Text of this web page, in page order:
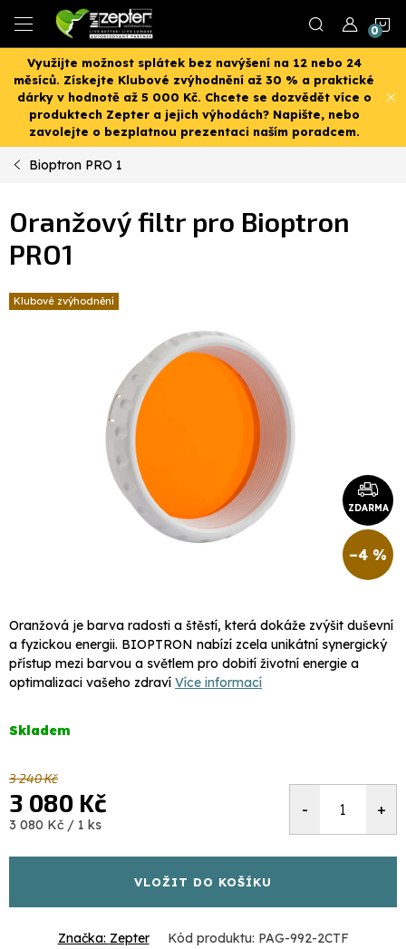
obsah
Využijte možnost splátek bez navýšení na 12 nebo 24
měsíců. Získejte Klubové zvýhodnění až 30 % a praktické
dárky v hodnotě až 5 000 Kč. Chcete se dozvědět více o
produktech Zepter a jejich výhodách? Napište, nebo
zavolejte o bezplatnou prezentaci naším poradcem.
Bioptron PRO 1
Oranžový filtr pro Bioptron
PRO1
Klubové zvýhodnění
ZDARMA
–4 %
Oranžová je barva radosti a štěstí, která dokáže zvýšit duševní
a fyzickou energii. BIOPTRON nabízí zcela unikátní synergický
přístup mezi barvou a světlem pro dobití životní energie a
optimalizaci vašeho zdraví Více informací
Skladem
3 240 Kč
3 080 Kč
Měrná
3 080 Kč / 1 ks
VLOŽIT DO KOŠÍKU
Značka: Zepter Kód produktu: PAG-992-2CTF